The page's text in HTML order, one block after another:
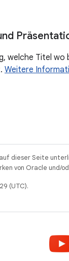
welche Titel
Weitere
dieser Seite
von Oracle und/
(UTC).